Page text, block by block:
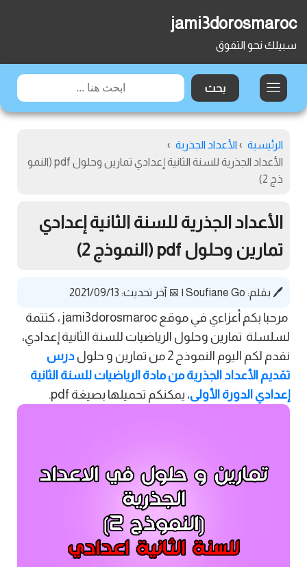
jami3dorosmaroc
سبيلك نحو التفوق
الرئيسية › الأعداد الجذرية ›
الأعداد الجذرية للسنة الثانية إعدادي تمارين وحلول pdf (النمو
ذج 2)
الأعداد الجذرية للسنة الثانية إعدادي
تمارين وحلول pdf (النموذج 2)
🖊️ بقلم: Soufiane Go
| 📅 آخر تحديث: 2021/09/13
مرحبا بكم أعزاءي في موقع jami3dorosmaroc ، كتتمة
لسلسلة تمارين وحلول الرياضيات للسنة الثانية إعدادي،
نقدم لكم اليوم النموذج 2 من تمارين و حلول
درس
تقديم الأعداد الجذرية من مادة الرياضيات للسنة الثانية
إعدادي الدورة الأولى، يمكنكم تحميلها بصيغة pdf.